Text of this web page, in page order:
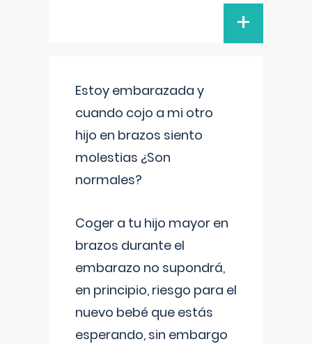
+
Estoy embarazada y
cuando cojo a mi otro
hijo en brazos siento
molestias ¿Son
normales?
Coger a tu hijo mayor en
brazos durante el
embarazo no supondrá,
en principio, riesgo para el
nuevo bebé que estás
esperando, sin embargo